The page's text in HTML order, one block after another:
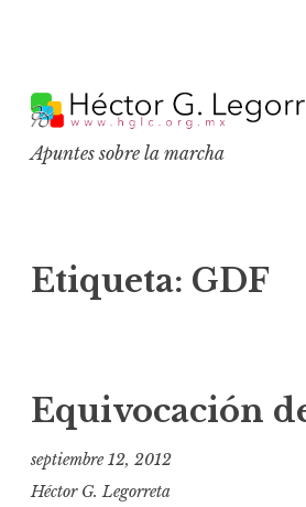
k
p
c
o
n
Apuntes sobre la marcha
Etiqueta: GDF
Equivocación
septiembre 12, 2012
Héctor G. Legorreta